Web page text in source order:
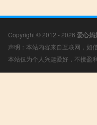
Copyright © 2012 - 2026 爱心妈
声明：本站内容来自互联网，如
本站仅为个人兴趣爱好，不接盈